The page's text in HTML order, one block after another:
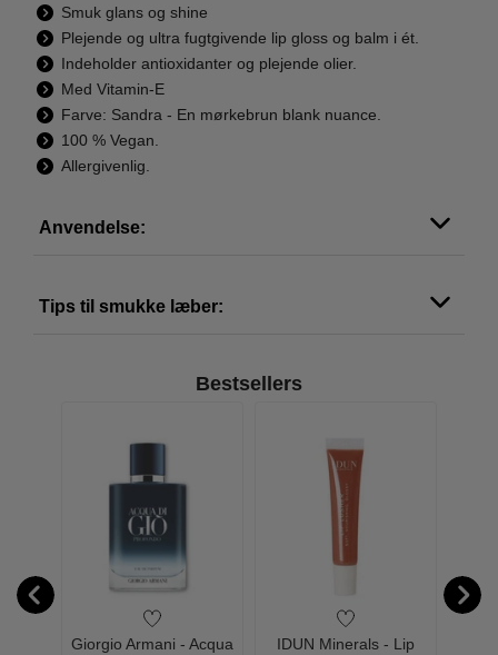
Smuk glans og shine
Plejende og ultra fugtgivende lip gloss og balm i ét.
Indeholder antioxidanter og plejende olier.
Med Vitamin-E
Farve: Sandra - En mørkebrun blank nuance.
100 % Vegan.
Allergivenlig.
Anvendelse:
Tips til smukke læber:
Bestsellers
Giorgio Armani - Acqua
IDUN Minerals - Lip